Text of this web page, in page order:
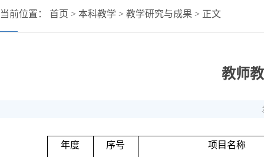
当前位置： 首页 > 本科教学 > 教学研究与成果 > 正文
教师
年度 序号 项目名称